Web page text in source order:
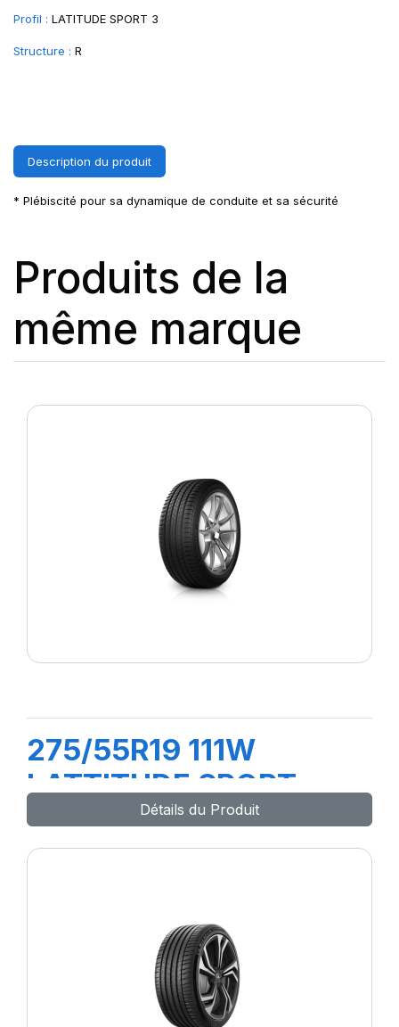
Profil : LATITUDE SPORT 3
Structure : R
Description du produit
* Plébiscité pour sa dynamique de conduite et sa sécurité
Produits de la
même marque
275/55R19 111W
LATTITUDE SPORT
(MO)
Détails du Produit